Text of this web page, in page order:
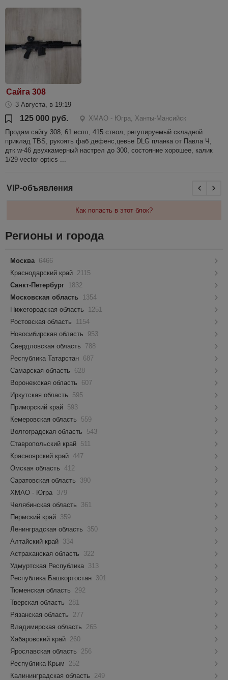
Сайга 308
3 Августа, в 19:19
125 000 руб.
ХМАО - Югра, Ханты-Мансийск
Продам сайгу 308, 61 испл, 415 ствол, регулируемый складной
приклад TBS, рукоять фаб дефенс,цевье DLG планка от Павла Ч,
дтк w-46 двухкамерный настрел до 300, состояние хорошее, калик
1/29 vector optics ...
VIP-объявления
Как попасть в этот блок?
Регионы и города
Москва 6466
Краснодарский край 2115
Санкт-Петербург 1832
Московская область 1354
Нижегородская область
1251
Ростовская область
1154
Новосибирская область
953
Свердловская область
788
Республика Татарстан 687
Самарская область
628
Воронежская область
607
Иркутская область
595
Приморский край 593
Кемеровская область
559
Волгоградская область
543
Ставропольский край 511
Красноярский край 447
Омская область 412
Саратовская область
390
ХМАО - Югра 379
Челябинская область
361
Пермский край 359
Ленинградская область
350
Алтайский край 334
Астраханская область
322
Удмуртская Республика 313
Республика Башкортостан 301
Тюменская область
292
Тверская область
281
Рязанская область
277
Владимирская область
265
Хабаровский край 260
Ярославская область
256
Республика Крым
252
Калининградская область
249